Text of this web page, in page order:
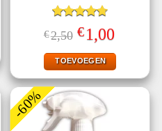
Gewaardeerd
4.71uit 5
€2,50 Oorspronkelijke
prijs
was:
€2,50.
€1,00
is:
€1,00.
TOEVOEGEN
-60%